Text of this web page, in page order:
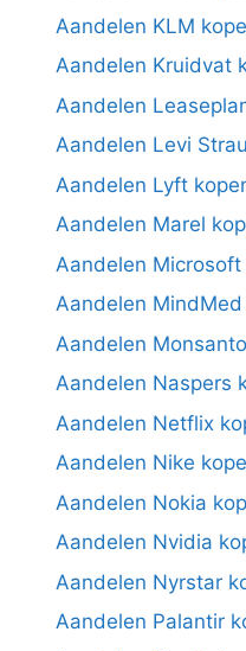
Aandelen KLM
Aandelen Kruidvat
Aandelen
Aandelen Levi
Aandelen Lyft
Aandelen Marel
Aandelen Microsoft
Aandelen MindMed
Aandelen
Aandelen Naspers
Aandelen Netflix
Aandelen Nike
Aandelen Nokia
Aandelen Nvidia
Aandelen Nyrstar
Aandelen Palantir